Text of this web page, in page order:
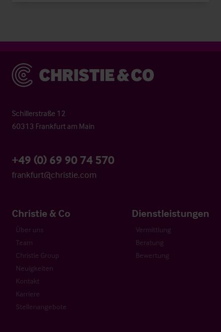
Christie & Co
Schillerstraße 12
60313 Frankfurt am Main
+49 (0) 69 90 74 570
frankfurt@christie.com
Christie & Co
Über uns
Team
Christie Group
Neuigkeiten
Kontakt
Karriere
Stellenangebote
Dienstleistungen
Vermittlung
Beratung
Bewertung